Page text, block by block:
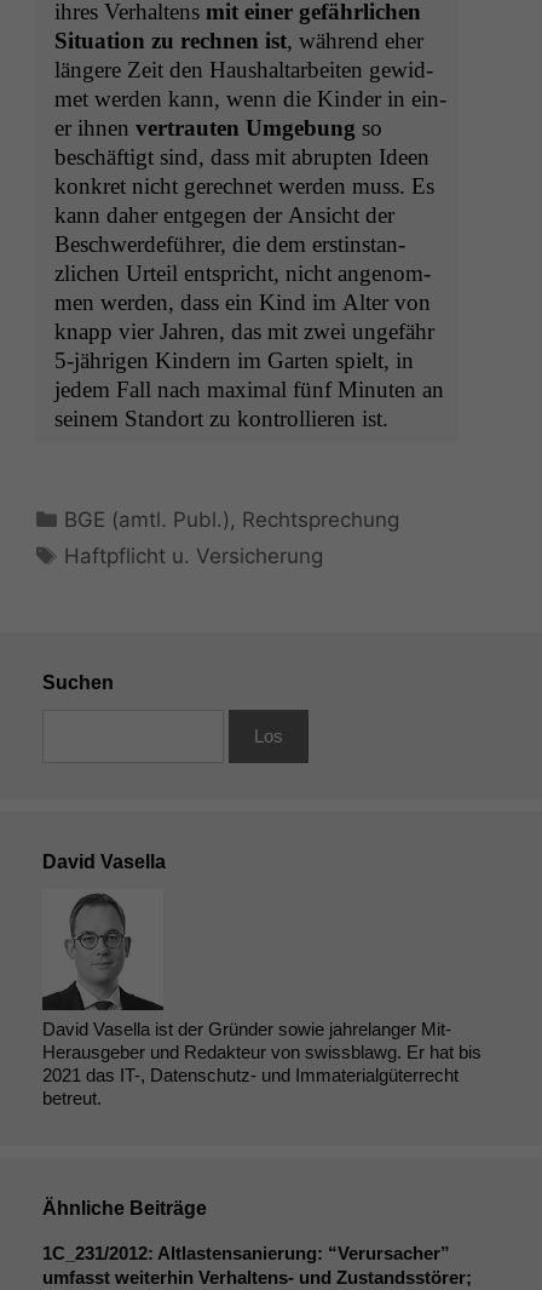
ihres Ver­hal­tens mit ein­er gefährlichen
Sit­u­a­tion zu rech­nen ist, während eher
län­gere Zeit den Haushal­tar­beit­en gewid­
met wer­den kann, wenn die Kinder in ein­
er ihnen ver­traut­en Umge­bung so
beschäftigt sind, dass mit abrupten Ideen
konkret nicht gerech­net wer­den muss. Es
kann daher ent­ge­gen der Ansicht der
Beschw­erde­führer, die dem erstin­stan­
zlichen Urteil entspricht, nicht angenom­
men wer­den, dass ein Kind im Alter von
knapp vier Jahren, das mit zwei unge­fähr
5‑jährigen Kindern im Garten spielt, in
jedem Fall nach max­i­mal fünf Minuten an
seinem Stan­dort zu kon­trol­lieren ist.
Kategorien
BGE (amtl. Publ.) , Rechtsprechung
Schlagwörter
Haftpflicht u. Versicherung
Suchen
David Vasella
David Vasella ist der Gründer sowie jahrelanger Mit-
Herausgeber und Redakteur von swissblawg. Er hat bis
2021 das IT-, Datenschutz- und Immaterialgüterrecht
betreut.
Ähnliche Beiträge
1C_231/2012: Altlastensanierung: “Verursacher”
umfasst weiterhin Verhaltens- und Zustandsstörer;
Cookies sind
nicht
optional, es